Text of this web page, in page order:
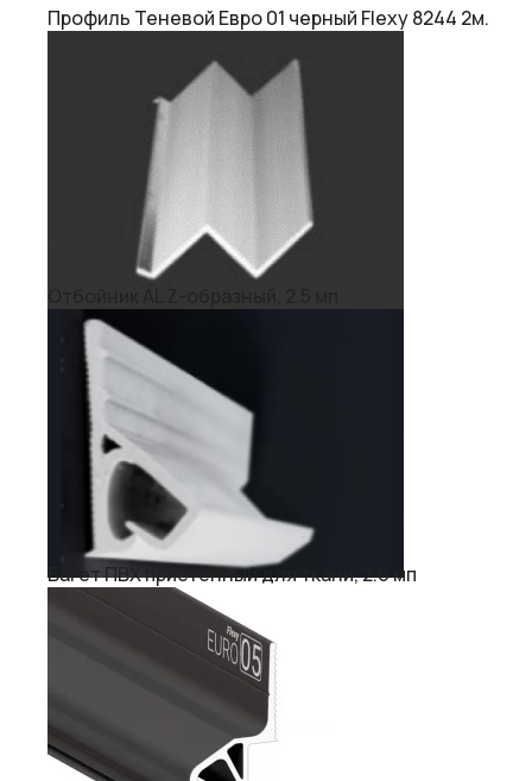
Профиль Теневой Евро 01 черный Flexy 8244 2м.
Багет ПВХ пристенный для ткани, 2.6 мп